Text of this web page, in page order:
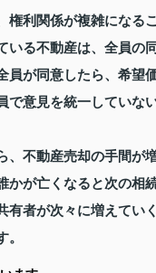
権利関係が複雑になるこ
いる不動産は、全員の
員が同意したら、希望
で意見を統一していな
、不動産売却の手間が
かが亡くなると次の相
有者が次々に増えてい
。